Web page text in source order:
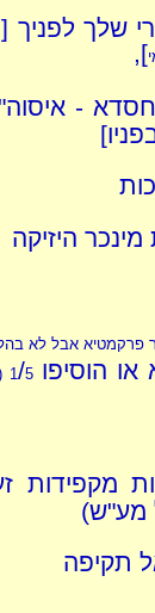
שלך לפניך
],
חסדא -
היזיקה
פרקמטיא אבל לא
או הוסיפו 1/5
מקפידות
מע"ש)
תקיפה